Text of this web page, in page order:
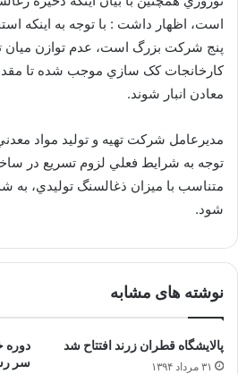
است، اظهار داشت : با توجه به اينکه
پنج شرکت بزرگ است، عدم توازن ميان
کارخانجات کک سازي موجب شده تا
معادن انبار شوند.
مديرعامل شرکت تهيه و توليد مواد معدني
توجه به شرايط فعلي لزوم تسريع در
متناسب با ميزان ذغالسنگ توليدي،
شود.
نوشته های مشابه
پالایشگاه قطران زرند افتتاح شد
۳۱ مرداد ۱۳۹۴
دوره
سر